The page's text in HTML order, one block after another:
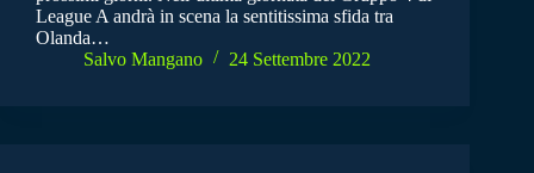
League A andrà in scena la sentitissima sfida tra
Olanda…
Salvo Mangano
24 Settembre 2022